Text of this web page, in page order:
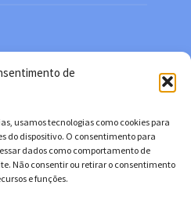
de
usamos tecnologias como cookies para
do dispositivo. O consentimento para
dados como comportamento de
Não consentir ou retirar o consentimento
e funções.